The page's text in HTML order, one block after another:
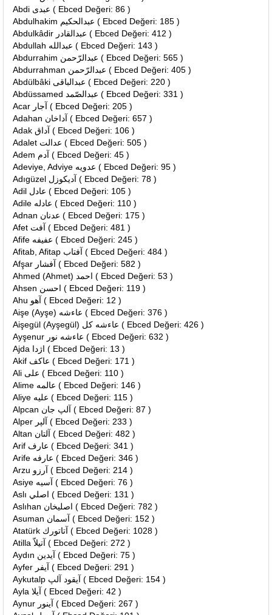
Abdi عبدى ( Ebced Değeri: 86 )
Abdulhakim عبدالحكيم ( Ebced Değeri: 185 )
Abdulkâdir عبدالقادر ( Ebced Değeri: 412 )
Abdullah عبدالله ( Ebced Değeri: 143 )
Abdurrahim عبدالرّحمن ( Ebced Değeri: 565 )
Abdurrahman عبدالرّحمن ( Ebced Değeri: 405 )
Abdülbâki عبدالباقى ( Ebced Değeri: 220 )
Abdüssamed عبدالصّمد ( Ebced Değeri: 331 )
Acar آجار ( Ebced Değeri: 205 )
Adahan آداخان ( Ebced Değeri: 657 )
Adak آداق ( Ebced Değeri: 106 )
Adalet عدالت ( Ebced Değeri: 505 )
Adem آدم ( Ebced Değeri: 45 )
Adeviye, Adviye عدويه ( Ebced Değeri: 95 )
Adıgüzel آديكوزل ( Ebced Değeri: 78 )
Adil عادل ( Ebced Değeri: 105 )
Adile عادله ( Ebced Değeri: 110 )
Adnan عدنان ( Ebced Değeri: 175 )
Afet آفت ( Ebced Değeri: 481 )
Afife عفيفه ( Ebced Değeri: 245 )
Afitab, Afitap آفتاب ( Ebced Değeri: 484 )
Afşar آفشار ( Ebced Değeri: 582 )
Ahmed (Ahmet) احمد ( Ebced Değeri: 53 )
Ahsen احسن ( Ebced Değeri: 119 )
Ahu آهو ( Ebced Değeri: 12 )
Aişe (Ayşe) عاءشه ( Ebced Değeri: 376 )
Aişegül (Ayşegül) عاءشه كل ( Ebced Değeri: 426 )
Ayşenur عاءشه نور ( Ebced Değeri: 632 )
Ajda اژدا ( Ebced Değeri: 13 )
Akif عاكف ( Ebced Değeri: 171 )
Ali على ( Ebced Değeri: 110 )
Alime عالمه ( Ebced Değeri: 146 )
Aliye عليه ( Ebced Değeri: 115 )
Alpcan آلپ جان ( Ebced Değeri: 87 )
Alper آلپر ( Ebced Değeri: 233 )
Altan آلتان ( Ebced Değeri: 482 )
Arif عارف ( Ebced Değeri: 341 )
Arife عارفه ( Ebced Değeri: 346 )
Arzu آرزو ( Ebced Değeri: 214 )
Asiye آسيه ( Ebced Değeri: 76 )
Aslı اصلي ( Ebced Değeri: 131 )
Aslıhan اصليخان ( Ebced Değeri: 782 )
Asuman آسمان ( Ebced Değeri: 152 )
Atatürk آتاتورك ( Ebced Değeri: 1028 )
Atilla آتيلاّ ( Ebced Değeri: 272 )
Aydın آيدين ( Ebced Değeri: 75 )
Ayfer آيفر ( Ebced Değeri: 291 )
Aykutalp آيقود آلپ ( Ebced Değeri: 154 )
Ayla آيلا ( Ebced Değeri: 42 )
Aynur آينور ( Ebced Değeri: 267 )